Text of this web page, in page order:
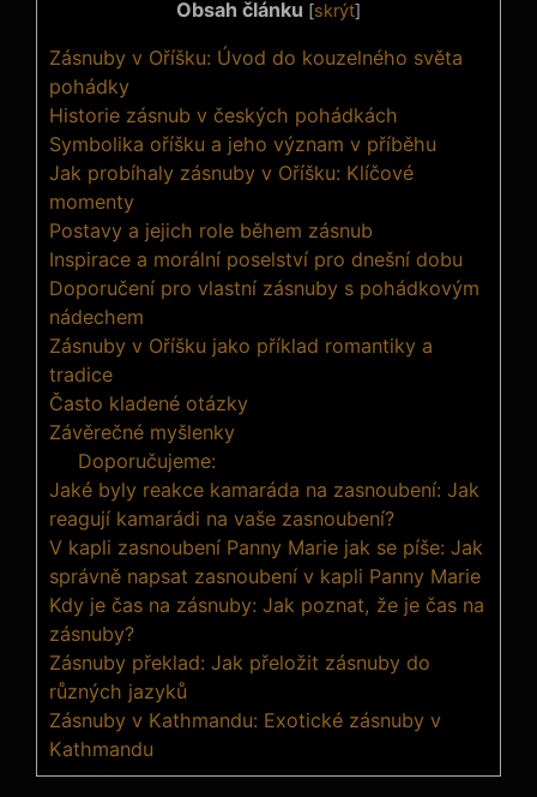
Obsah článku [skrýt]
Zásnuby v Oříšku: Úvod do kouzelného světa
pohádky
Historie zásnub v českých pohádkách
Symbolika oříšku a jeho význam v příběhu
Jak probíhaly zásnuby v Oříšku: Klíčové
momenty
Postavy a jejich role během zásnub
Inspirace a morální poselství pro dnešní dobu
Doporučení pro vlastní zásnuby s pohádkovým
nádechem
Zásnuby v Oříšku jako příklad romantiky a
tradice
Často kladené otázky
Závěrečné myšlenky
Doporučujeme:
Jaké byly reakce kamaráda na zasnoubení: Jak
reagují kamarádi na vaše zasnoubení?
V kapli zasnoubení Panny Marie jak se píše: Jak
správně napsat zasnoubení v kapli Panny Marie
Kdy je čas na zásnuby: Jak poznat, že je čas na
zásnuby?
Zásnuby překlad: Jak přeložit zásnuby do
různých jazyků
Zásnuby v Kathmandu: Exotické zásnuby v
Kathmandu